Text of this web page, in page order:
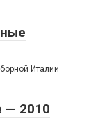
Италии
— 2010